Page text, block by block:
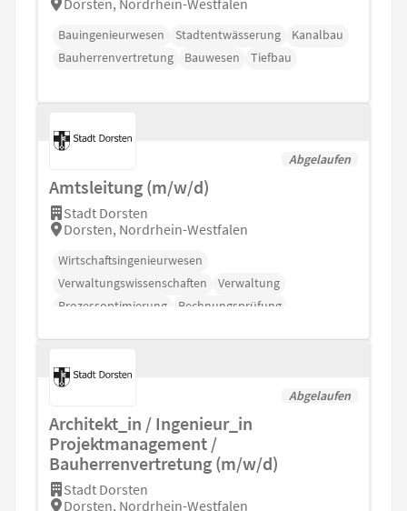
Bauingenieurwesen Stadtentwässerung
Kanalbau
Bauherrenvertretung
Bauwesen Tiefbau
Abgelaufen
Amtsleitung (m/w/d)
Stadt Dorsten
Dorsten, Nordrhein-Westfalen
Wirtschaftsingenieurwesen
Verwaltungswissenschaften
Verwaltung
Prozessoptimierung
Rechnungsprüfung
Abgelaufen
Architekt_in / Ingenieur_in
Projektmanagement /
Bauherrenvertretung (m/w/d)
Stadt Dorsten
Dorsten, Nordrhein-Westfalen